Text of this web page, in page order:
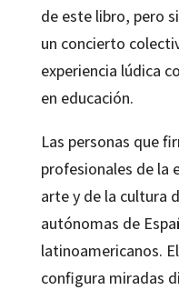
de este libro, pero
un concierto
experiencia lúdica
en educación.
Las personas que
profesionales de la
arte y de la cultura
autónomas de
latinoamericanos.
configura miradas